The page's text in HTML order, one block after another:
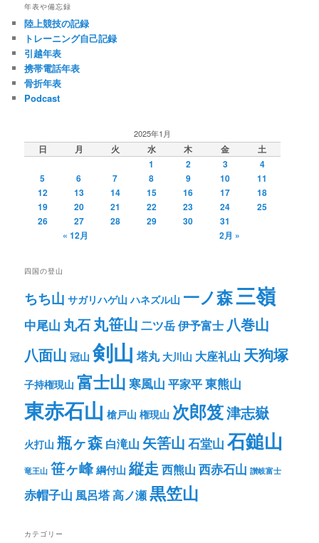
年表や備忘録
陸上競技の記録
トレーニング自己記録
引越年表
携帯電話年表
骨折年表
Podcast
2025年1月
日 月 火 水 木 金
土
1
2 3
4
5
6 7 8 9 10
11
12
13 14 15 16 17
18
19
20 21 22 23 24
25
26
27 28 29 30
31
« 12月
2月 »
四国の登山
ちち山 サガリハゲ山 ハネズル山 一ノ森三嶺
中尾山 丸石丸笹山 二ツ岳伊予富士 八巻山
八面山 冠山 剣山 塔丸 大川山 大座礼山 天狗塚
子持権現山 富士山 寒風山 平家平東熊山
東赤石山 槍戸山 権現山 次郎笈津志嶽
火打山 瓶ヶ森 白滝山 矢筈山 石堂山 石鎚山
竜王山 笹ヶ峰 綱付山 縦走 西熊山 西赤石山 讃岐富士
赤帽子山 風呂塔高ノ瀬黒笠山
カテゴリー